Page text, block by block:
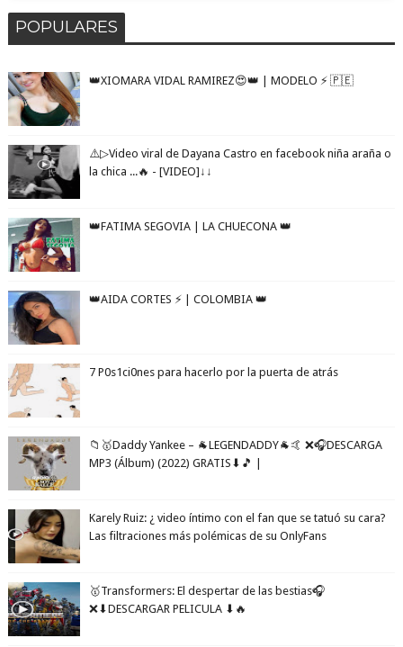
POPULARES
👑XIOMARA VIDAL RAMIREZ😍👑 | MODELO ⚡️ 🇵🇪
⚠️▷Video viral de Dayana Castro en facebook niña araña o
la chica ...🔥 - [VIDEO]↓↓
👑FATIMA SEGOVIA | LA CHUECONA 👑
👑AIDA CORTES ⚡️ | COLOMBIA 👑
7 P0s1ci0nes para hacerlo por la puerta de atrás
📁🥇Daddy Yankee – 🐐LEGENDADDY🐐🤙 ❌🎧DESCARGA
MP3 (Álbum) (2022) GRATIS⬇🎵 |
Karely Ruiz: ¿ video íntimo con el fan que se tatuó su cara?
Las filtraciones más polémicas de su OnlyFans
🥇Transformers: El despertar de las bestias🎧
❌⬇DESCARGAR PELICULA ⬇🔥